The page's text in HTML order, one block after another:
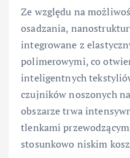
Ze względu na
osadzania,
integrowane z
polimerowymi, co
inteligentnych
czujników noszonych
obszarze trwa
tlenkami
stosunkowo niskim